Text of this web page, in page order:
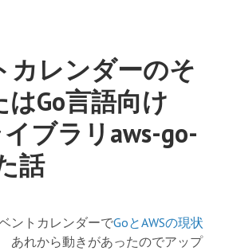
カレンダーのそ
Go言語向け
イブラリaws-go-
話
ントカレンダーでGoとAWSの現状
あれから動きがあったのでアップ